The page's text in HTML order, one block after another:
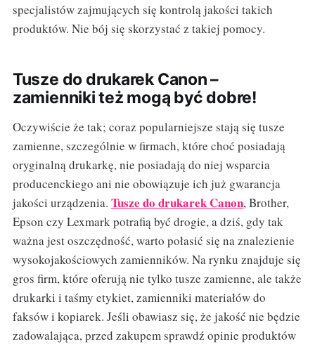
specjalistów zajmujących się kontrolą jakości takich
produktów. Nie bój się skorzystać z takiej pomocy.
Tusze do drukarek Canon –
zamienniki też mogą być dobre!
Oczywiście że tak; coraz popularniejsze stają się tusze
zamienne, szczególnie w firmach, które choć posiadają
oryginalną drukarkę, nie posiadają do niej wsparcia
producenckiego ani nie obowiązuje ich już gwarancja
jakości urządzenia. Tusze do drukarek Canon, Brother,
Epson czy Lexmark potrafią być drogie, a dziś, gdy tak
ważna jest oszczędność, warto połasić się na znalezienie
wysokojakościowych zamienników. Na rynku znajduje się
gros firm, które oferują nie tylko tusze zamienne, ale także
drukarki i taśmy etykiet, zamienniki materiałów do
faksów i kopiarek. Jeśli obawiasz się, że jakość nie będzie
zadowalająca, przed zakupem sprawdź opinie produktów